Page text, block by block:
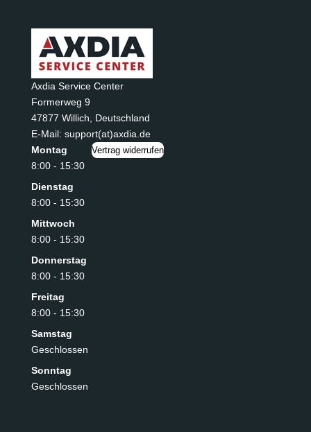
Axdia Service Center
Formerweg 9
47877 Willich
Deutschland
E-Mail: support(at)axdia.de
Montag
8:00 - 15:30
Dienstag
8:00 - 15:30
Mittwoch
8:00 - 15:30
Donnerstag
8:00 - 15:30
Freitag
8:00 - 15:30
Samstag
Geschlossen
Sonntag
Geschlossen
Vertrag widerrufen